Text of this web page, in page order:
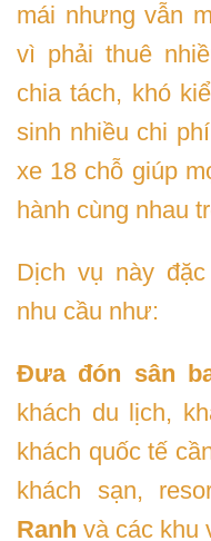
mái nhưng vẫn
vì phải thuê
chia tách, khó
sinh nhiều chi
xe 18 chỗ giúp
hành cùng nhau
Dịch vụ này
nhu cầu như:
Đưa đón sân
khách du lịch,
khách quốc tế
khách sạn,
Ranh và các khu